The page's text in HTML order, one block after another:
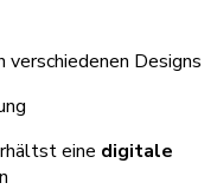
verschiedenen Designs
eine digitale